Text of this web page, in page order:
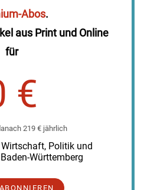
Abos.
aus Print und Online
für
€
219 € jährlich
Politik und
Württemberg